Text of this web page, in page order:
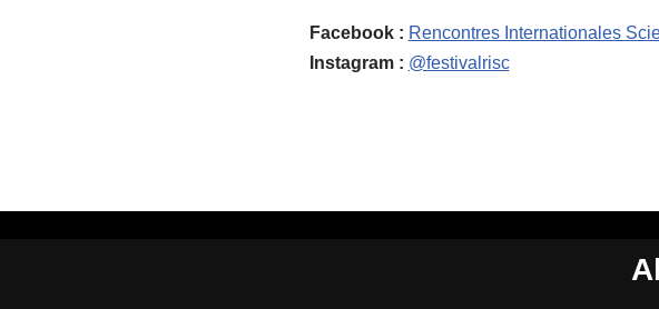
Facebook : Rencontres Internationales
Instagram : @festivalrisc